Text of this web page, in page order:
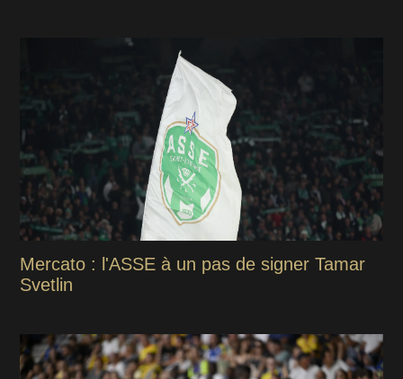
Mercato : l'ASSE à un pas de signer Tamar
Svetlin